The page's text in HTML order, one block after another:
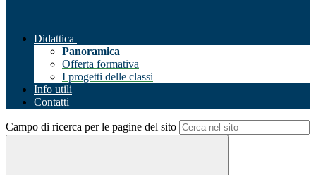
Didattica
Panoramica
Offerta formativa
I progetti delle classi
Info utili
Contatti
Campo di ricerca per le pagine del sito